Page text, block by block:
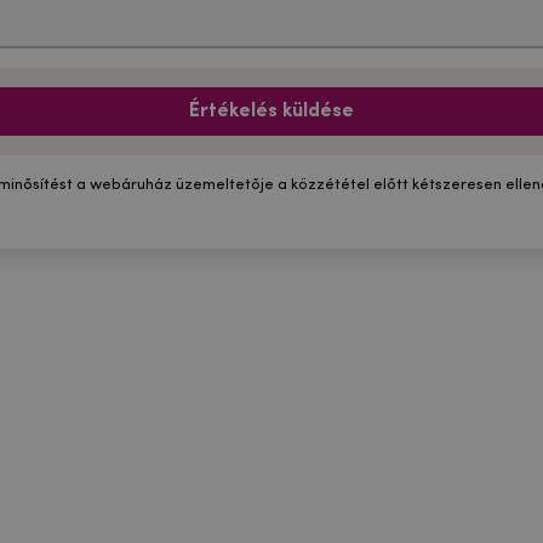
Értékelés küldése
a webáruház üzemeltetője a közzététel előtt kétszeresen